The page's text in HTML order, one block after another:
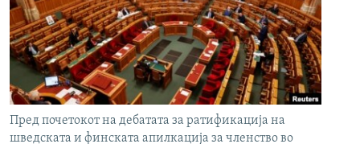
СЛЕДЕТЕ НЕ
РСЕ веб страници
Пред почетокот на дебатата за ратификација на
шведската и финската апилкација за членство во